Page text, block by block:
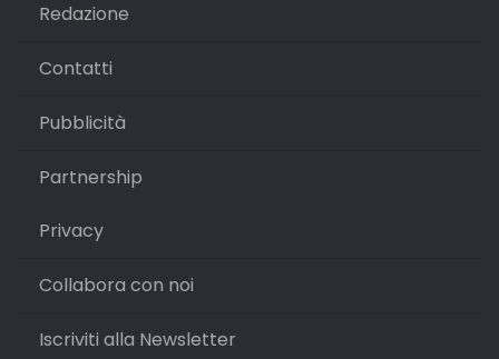
Redazione
Contatti
Pubblicità
Partnership
Privacy
Collabora con noi
Iscriviti alla Newsletter